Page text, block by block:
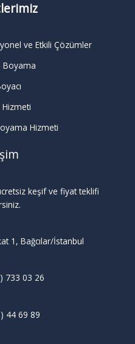
ve Etkili Çözümler
Boyama
Hizmeti
keşif ve fiyat teklifi
1, Bağcılar/İstanbul
733 03 26
44 69 89